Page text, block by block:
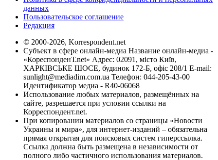
данных
Пользовательское соглашение
Редакция
© 2000-2026, Korrespondent.net
Субъект в сфере онлайн-медиа Название онлайн-медиа -
«КореспонденТ.net» Адрес: 02091, місто Київ,
ХАРКІВСЬКЕ ШОСЕ, будинок 172-Б, офіс 208/1 E-mail:
sunlight@mediadim.com.ua Телефон: 044-205-43-00
Идентификатор медиа - R40-06068
Использование любых материалов, размещённых на
сайте, разрешается при условии ссылки на
Корреспондент.net.
При копировании материалов со страницы «Новости
Украины и мира», для интернет-изданий – обязательна
прямая открытая для поисковых систем гиперссылка.
Ссылка должна быть размещена в независимости от
полного либо частичного использования материалов.